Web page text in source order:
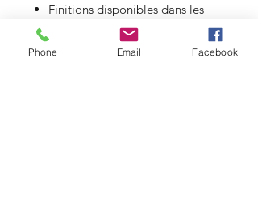
Finitions disponibles dans les
placages de bois naturel suivants
:
Phone Email Facebook